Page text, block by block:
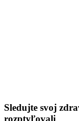
Sledujte svoj
rozptyľovali